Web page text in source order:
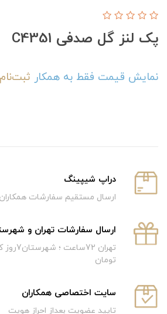
پک لنز گل صدفی C4351
نمایش قیمت فقط به همکار ثبت‌نام
دراپ شیپینگ
ارسال مستقیم سفارشات
ارسال سفارشات تهران و
تومان
سایت اختصاصی همکاران
تایید عضویت بعداز احراز هویت